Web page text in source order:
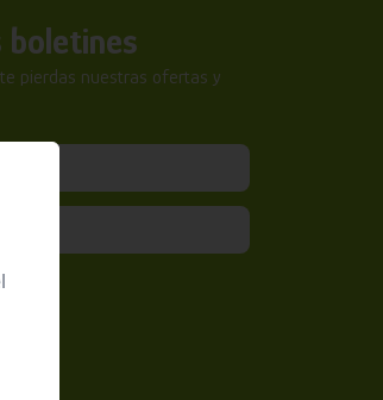
boletines
pierdas nuestras ofertas y